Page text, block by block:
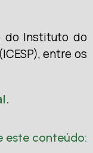
do Instituto do
entre os
este conteúdo: